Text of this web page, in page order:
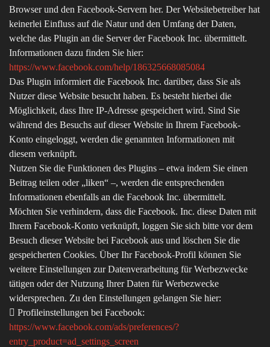
Browser und den Facebook-Servern her. Der Websitebetreiber hat
keinerlei Einfluss auf die Natur und den Umfang der Daten,
welche das Plugin an die Server der Facebook Inc. übermittelt.
Informationen dazu finden Sie hier:
https://www.facebook.com/help/186325668085084
Das Plugin informiert die Facebook Inc. darüber, dass Sie als
Nutzer diese Website besucht haben. Es besteht hierbei die
Möglichkeit, dass Ihre IP-Adresse gespeichert wird. Sind Sie
während des Besuchs auf dieser Website in Ihrem Facebook-
Konto eingeloggt, werden die genannten Informationen mit
diesem verknüpft.
Nutzen Sie die Funktionen des Plugins – etwa indem Sie einen
Beitrag teilen oder „liken“ –, werden die entsprechenden
Informationen ebenfalls an die Facebook Inc. übermittelt.
Möchten Sie verhindern, dass die Facebook. Inc. diese Daten mit
Ihrem Facebook-Konto verknüpft, loggen Sie sich bitte vor dem
Besuch dieser Website bei Facebook aus und löschen Sie die
gespeicherten Cookies. Über Ihr Facebook-Profil können Sie
weitere Einstellungen zur Datenverarbeitung für Werbezwecke
tätigen oder der Nutzung Ihrer Daten für Werbezwecke
widersprechen. Zu den Einstellungen gelangen Sie hier:
 Profileinstellungen bei Facebook:
https://www.facebook.com/ads/preferences/?
entry_product=ad_settings_screen